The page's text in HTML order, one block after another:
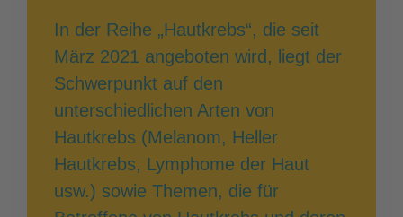
In der Reihe „Hautkrebs“, die seit
März 2021 angeboten wird, liegt der
Schwerpunkt auf den
unterschiedlichen Arten von
Hautkrebs (Melanom, Heller
Hautkrebs, Lymphome der Haut
usw.) sowie Themen, die für